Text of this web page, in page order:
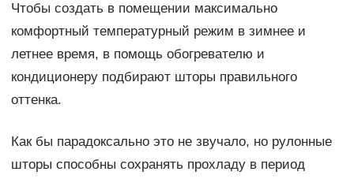
Чтобы создать в помещении максимально
комфортный температурный режим в зимнее и
летнее время, в помощь обогревателю и
кондиционеру подбирают шторы правильного
оттенка.
Как бы парадоксально это не звучало, но рулонные
шторы способны сохранять прохладу в период